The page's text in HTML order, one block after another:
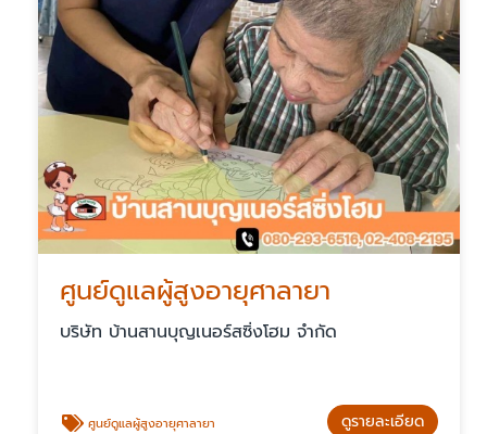
ศูนย์ดูแลผู้สูงอายุศาลายา
บริษัท บ้านสานบุญเนอร์สซิ่งโฮม จำกัด
ศูนย์ดูแลผู้สูงอายุศาลายา ดูรายละเอียด